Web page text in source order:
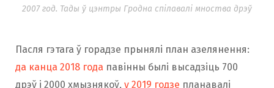
2007 год. Тады ў цэнтры Гродна спілавалі мноства дрэў
Пасля гэтага ў горадзе прынялі план азелянення:
да канца 2018 года павінны былі высадзіць 700
дрэў і 2000 хмызнякоў, у 2019 годзе планавалі